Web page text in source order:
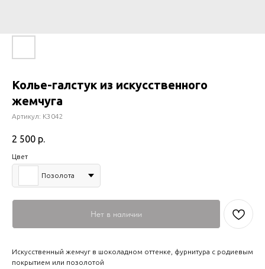
Колье-галстук из искусственного
жемчуга
Артикул: К3042
2 500 р.
Цвет
Позолота
Нет в наличии
Искусственный жемчуг в шоколадном оттенке, фурнитура с родиевым
покрытием или позолотой